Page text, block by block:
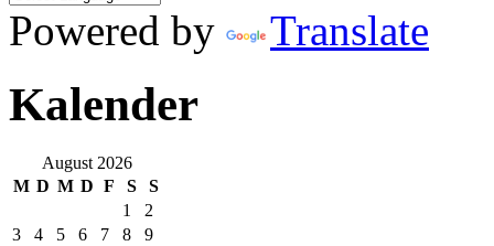
Powered by Translate
Kalender
August 2026
M D M D F S
S
1
2
3
4 5 6 7 8
9